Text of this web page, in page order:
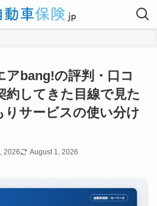
アbang!の評判・口コ
約してきた目線で見た
りサービスの使い分け
2026 August 1, 2026